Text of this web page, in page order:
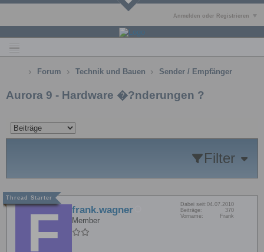
Anmelden oder Registrieren
Forum Technik und Bauen Sender / Empfänger
Aurora 9 - Hardware �?nderungen ?
Filter
frank.wagner
Member
Dabei seit:04.07.2010
Beiträge:
370
Vorname:
Frank